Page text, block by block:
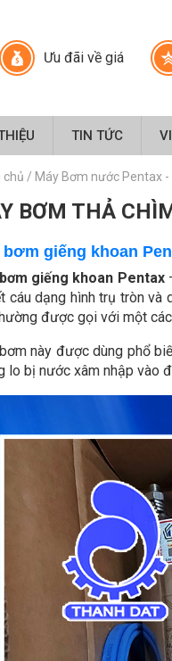
Ưu đãi về giá
TIN TỨC
chủ / Máy Bơm nước Pentax
BƠM THẢ
bơm giếng khoan
giếng khoan Pentax
cáu dạng hình trụ tròn và
được gọi với một
này được dùng phổ
lo bị nước xâm nhập vào